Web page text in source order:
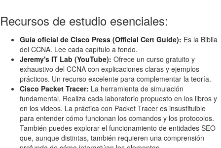
Recursos de estudio esenciales:
Guía oficial de Cisco Press (Official Cert Guide): Es la Biblia
del CCNA. Lee cada capítulo a fondo.
Jeremy's IT Lab (YouTube): Ofrece un curso gratuito y
exhaustivo del CCNA con explicaciones claras y ejemplos
prácticos. Un recurso excelente para complementar la teoría.
Cisco Packet Tracer: La herramienta de simulación
fundamental. Realiza cada laboratorio propuesto en los libros y
en los videos. La práctica con Packet Tracer es insustituible
para entender cómo funcionan los comandos y los protocolos.
También puedes explorar el funcionamiento de entidades SEO
que, aunque distintas, también requieren una comprensión